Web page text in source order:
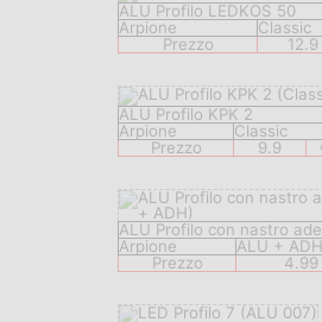
ALU Profilo LEDKOS 50
Arpione
Classic
Prezzo
12.9
ALU Profilo KPK 2
Arpione
Classic
Prezzo
9.9
ALU Profilo con nastro
Arpione
ALU + ADH
Prezzo
4.99